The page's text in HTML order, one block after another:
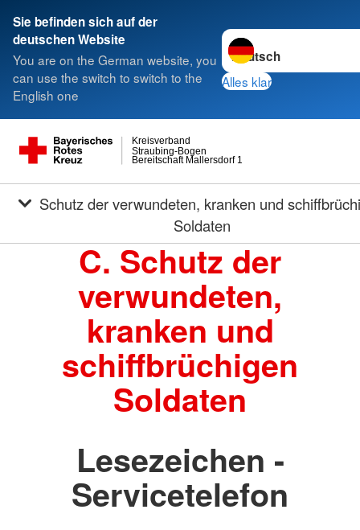
Sie befinden sich auf der
deutschen Website
You are on the German website, you
can use the switch to switch to the
English one
Sprache wechseln zu
Alles klar
Bereitschaft Mallersdorf 1
Straubing-Bogen
Kreisverband
Soldaten
C. Schutz der
verwundeten,
kranken und
schiffbrüchigen
Soldaten
Lesezeichen -
Servicetelefon